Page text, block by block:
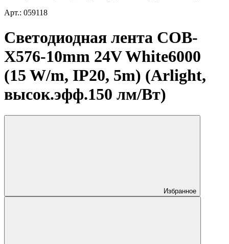
Арт.: 059118
Светодиодная лента COB-
X576-10mm 24V White6000
(15 W/m, IP20, 5m) (Arlight,
высок.эфф.150 лм/Вт)
Избранное